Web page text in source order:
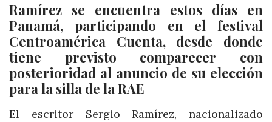
Ramírez se encuentra estos días en
Panamá, participando en el festival
Centroamérica Cuenta, desde donde
tiene previsto comparecer con
posterioridad al anuncio de su elección
para la silla de la RAE
El escritor Sergio Ramírez, nacionalizado